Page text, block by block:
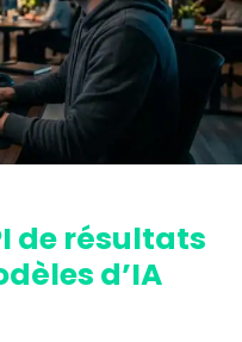
de résultats
d’IA